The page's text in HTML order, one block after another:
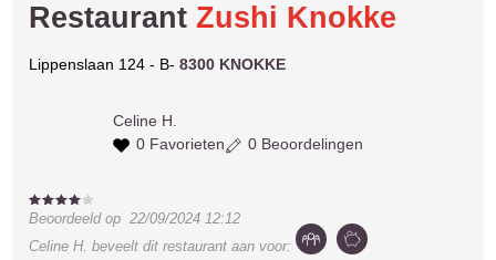
Restaurant Zushi Knokke
Lippenslaan 124 - B-8300 KNOKKE
Celine H.
0 Favorieten
0 Beoordelingen
Beoordeeld op22/09/2024 12:12
Celine H. beveelt dit restaurant aan voor: